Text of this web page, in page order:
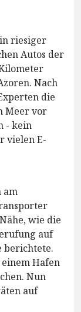
riesiger
Autos der
Nach
die
Meer vor
- kein
vielen E-
am
wie die
auf
berichtete.
Hafen
Nun
auf